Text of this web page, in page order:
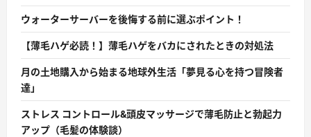
ウォーターサーバーを後悔する前に選ぶポイント！
【薄毛ハゲ必読！】薄毛ハゲをバカにされたときの対処法
月の土地購入から始まる地球外生活「夢見る心を持つ冒険者
達」
ストレス コントロール&頭皮マッサージで薄毛防止と勃起力
アップ（毛髪の体験談）